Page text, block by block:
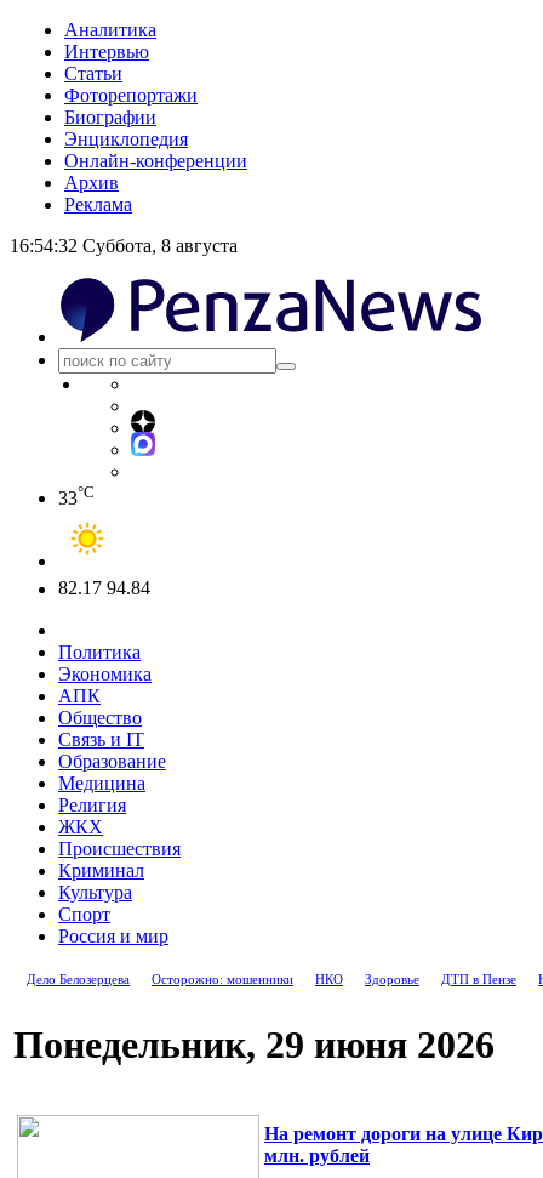
Аналитика
Интервью
Статьи
Фоторепортажи
Биографии
Энциклопедия
Онлайн-конференции
Архив
Реклама
16:54:33 Суббота, 8 августа
33°C
82.17 94.84
Политика
Экономика
АПК
Общество
Связь и IT
Образование
Медицина
Религия
ЖКХ
Происшествия
Криминал
Культура
Спорт
Россия и мир
Дело Белозерцева Осторожно: мошенники НКО Здоровье ДТП в Пензе
Понедельник, 29 июня 2026
На ремонт дороги на улице
млн. рублей